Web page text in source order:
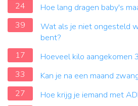
24
Hoe lang dragen baby's
39
Wat als je niet ongesteld
bent?
17
Hoeveel kilo aangekomen
33
Kan je na een maand
27
Hoe krijg je iemand met